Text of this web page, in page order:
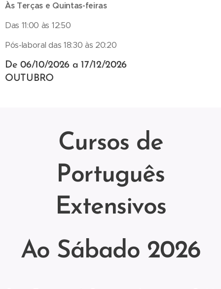
Às Terças e Quintas-feiras
Das 11:00 às 12:50
Pós-laboral das 18:30 às 20:20
De 06/10/2026 a 17/12/2026
OUTUBRO
Cursos de
Português
Extensivos
Ao Sábado 2026